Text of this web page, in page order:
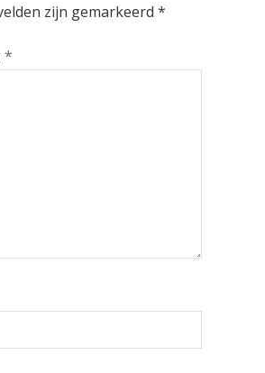
zijn gemarkeerd *
*